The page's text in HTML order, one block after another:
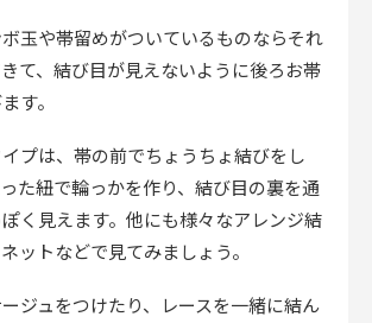
玉や帯留めがついているものならそれ
て、結び目が見えないように後ろお帯
す。
プは、帯の前でちょうちょ結びをし
た紐で輪っかを作り、結び目の裏を通
く見えます。他にも様々なアレンジ結
ットなどで見てみましょう。
ジュをつけたり、レースを一緒に結ん